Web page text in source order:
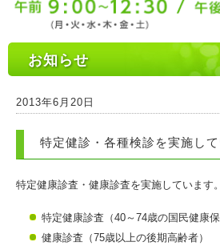
お知らせ
2013年6月20日
特定健診・各種検診を実施し
特定健康診査・健康診査を実施しています。
特定健康診査（40～74歳の国民健康保
健康診査（75歳以上の後期高齢者）